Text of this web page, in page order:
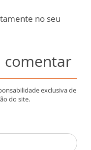
no seu
comentar
exclusiva de
do site.